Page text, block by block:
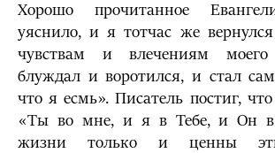
Хорошо прочитанное
уяснило, и я тотчас же
чувствам и влечениям
блуждал и воротился, и стал
что я есмь». Писатель постиг,
«Ты во мне, и я в Тебе, и Он в
жизни только и ценны